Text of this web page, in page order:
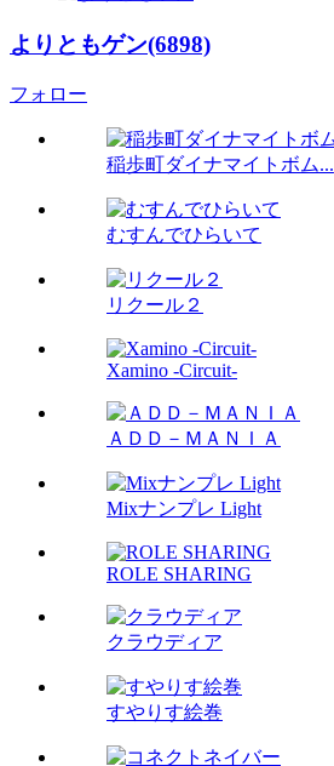
よりともゲン(6898)
フォロー
稲歩町ダイナマイトボム...
むすんでひらいて
リクール２
Xamino -Circuit-
ＡＤＤ－ＭＡＮＩＡ
Mixナンプレ Light
ROLE SHARING
クラウディア
すやりす絵巻